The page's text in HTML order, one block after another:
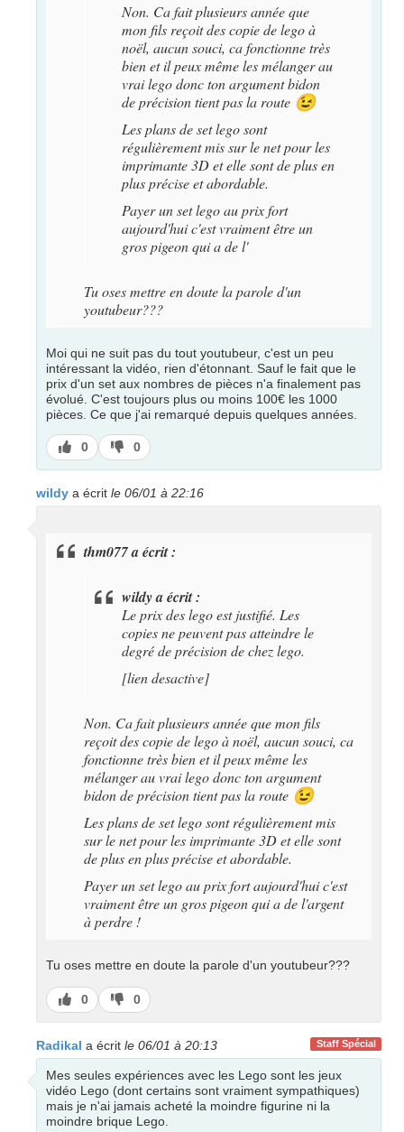
Non. Ca fait plusieurs année que
mon fils reçoit des copie de lego à
noël, aucun souci, ca fonctionne très
bien et il peux même les mélanger au
vrai lego donc ton argument bidon
de précision tient pas la route 😉
Les plans de set lego sont
régulièrement mis sur le net pour les
imprimante 3D et elle sont de plus en
plus précise et abordable.
Payer un set lego au prix fort
aujourd'hui c'est vraiment être un
gros pigeon qui a de l'
Tu oses mettre en doute la parole d'un
youtubeur???
Moi qui ne suit pas du tout youtubeur, c'est un peu
intéressant la vidéo, rien d'étonnant. Sauf le fait que le
prix d'un set aux nombres de pièces n'a finalement pas
évolué. C'est toujours plus ou moins 100€ les 1000
pièces. Ce que j'ai remarqué depuis quelques années.
J’aime
0
J’aime
pas
0
wildy a écrit le 06/01 à 22:16
thm077 a écrit :
wildy a écrit :
Le prix des lego est justifié. Les
copies ne peuvent pas atteindre le
degré de précision de chez lego.
[lien desactive]
Non. Ca fait plusieurs année que mon fils
reçoit des copie de lego à noël, aucun souci, ca
fonctionne très bien et il peux même les
mélanger au vrai lego donc ton argument
bidon de précision tient pas la route 😉
Les plans de set lego sont régulièrement mis
sur le net pour les imprimante 3D et elle sont
de plus en plus précise et abordable.
Payer un set lego au prix fort aujourd'hui c'est
vraiment être un gros pigeon qui a de l'argent
à perdre !
Tu oses mettre en doute la parole d'un youtubeur???
J’aime
0
J’aime
pas
0
Staff Spécial
Radikal a écrit le 06/01 à 20:13
Mes seules expériences avec les Lego sont les jeux
vidéo Lego (dont certains sont vraiment sympathiques)
mais je n'ai jamais acheté la moindre figurine ni la
moindre brique Lego.